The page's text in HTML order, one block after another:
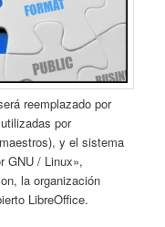
reemplazado por
por
y el sistema
GNU / Linux»,
la organización
LibreOffice.